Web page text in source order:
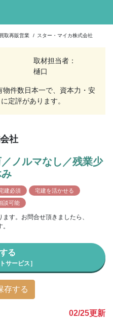
買取再販営業 / スター・マイカ株式会社
取材担当者：
樋口
物件数日本一で、資本力・安
定評があります。
社
ノルマなし／残業少
建必須
宅建を活かせる
談可能
す。お問合せ頂きましたら、
る
サービス］
存する
02/25更新